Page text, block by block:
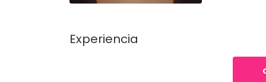
Experiencia